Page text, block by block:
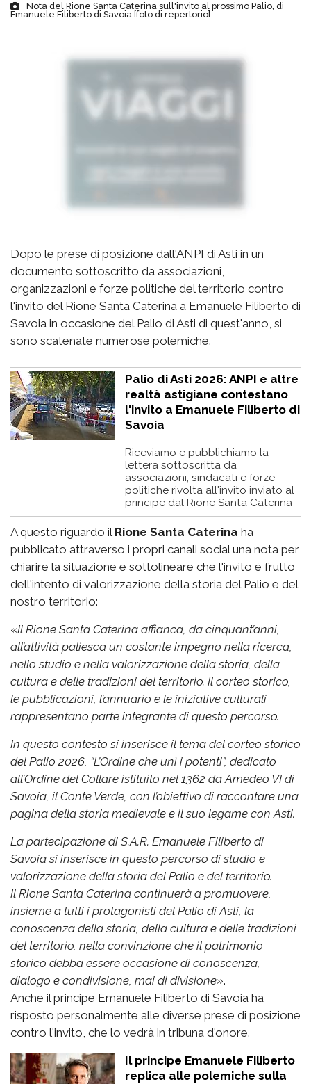
Nota del Rione Santa Caterina sull'invito al prossimo Palio, di
Emanuele Filiberto di Savoia [foto di repertorio]
Dopo le prese di posizione dall'ANPI di Asti in un
documento sottoscritto da associazioni,
organizzazioni e forze politiche del territorio contro
l'invito del Rione Santa Caterina a Emanuele Filiberto di
Savoia in occasione del Palio di Asti di quest'anno, si
sono scatenate numerose polemiche.
Palio di Asti 2026: ANPI e altre
realtà astigiane contestano
l'invito a Emanuele Filiberto di
Savoia
Riceviamo e pubblichiamo la
lettera sottoscritta da
associazioni, sindacati e forze
politiche rivolta all'invito inviato al
principe dal Rione Santa Caterina
A questo riguardo il Rione Santa Caterina ha
pubblicato attraverso i propri canali social una nota per
chiarire la situazione e sottolineare che l'invito è frutto
dell'intento di valorizzazione della storia del Palio e del
nostro territorio:
«Il Rione Santa Caterina affianca, da cinquant’anni,
all’attività paliesca un costante impegno nella ricerca,
nello studio e nella valorizzazione della storia, della
cultura e delle tradizioni del territorio. Il corteo storico,
le pubblicazioni, l’annuario e le iniziative culturali
rappresentano parte integrante di questo percorso.
In questo contesto si inserisce il tema del corteo storico
del Palio 2026, “L’Ordine che unì i potenti”, dedicato
all’Ordine del Collare istituito nel 1362 da Amedeo VI di
Savoia, il Conte Verde, con l’obiettivo di raccontare una
pagina della storia medievale e il suo legame con Asti.
La partecipazione di S.A.R. Emanuele Filiberto di
Savoia si inserisce in questo percorso di studio e
valorizzazione della storia del Palio e del territorio.
Il Rione Santa Caterina continuerà a promuovere,
insieme a tutti i protagonisti del Palio di Asti, la
conoscenza della storia, della cultura e delle tradizioni
del territorio, nella convinzione che il patrimonio
storico debba essere occasione di conoscenza,
dialogo e condivisione, mai di divisione».
Anche il principe Emanuele Filiberto di Savoia ha
risposto personalmente alle diverse prese di posizione
contro l'invito, che lo vedrà in tribuna d'onore.
Il principe Emanuele Filiberto
replica alle polemiche sulla